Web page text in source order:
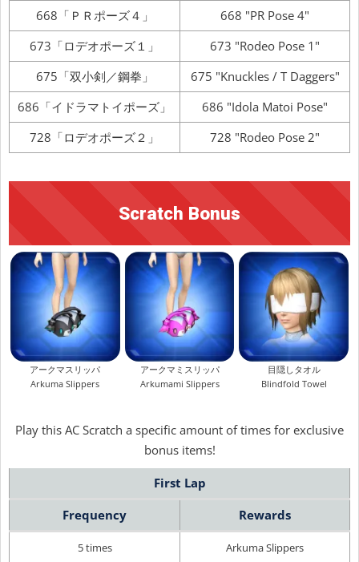
668「ＰＲポーズ４」
668 "PR Pose 4"
673「ロデオポーズ１」
673 "Rodeo Pose 1"
675「双小剣／鋼拳」
675 "Knuckles / T Daggers"
686「イドラマトイポーズ」
686 "Idola Matoi Pose"
728「ロデオポーズ２」
728 "Rodeo Pose 2"
Scratch Bonus
アークマスリッパ
Arkuma Slippers
アークマミスリッパ
Arkumami Slippers
目隠しタオル
Blindfold Towel
Play this AC Scratch a specific amount of times for exclusive
bonus items!
First Lap
Frequency
Rewards
5 times Arkuma Slippers